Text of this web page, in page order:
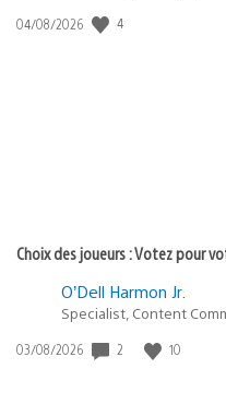
Date
04/08/2026 4
Choix des joueurs : Votez pour
O’Dell Harmon Jr.
Specialist, Content
Date
03/08/2026 2 10